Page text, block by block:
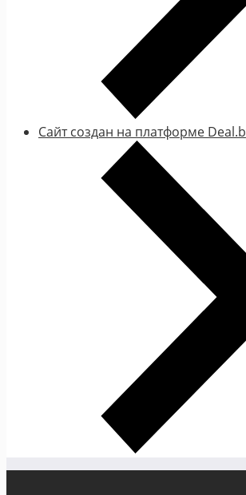
Сайт создан на платформе